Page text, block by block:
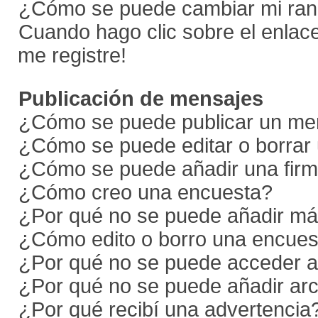
¿Cómo se puede cambiar mi
Cuando hago clic sobre el
me registre!
Publicación de mensajes
¿Cómo se puede publicar un
¿Cómo se puede editar o borrar
¿Cómo se puede añadir una
¿Cómo creo una encuesta?
¿Por qué no se puede añadir
¿Cómo edito o borro una
¿Por qué no se puede acceder
¿Por qué no se puede añadir
¿Por qué recibí una